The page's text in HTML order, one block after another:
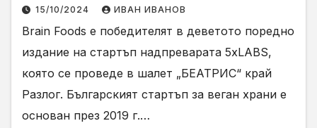
15/10/2024 ИВАН ИВАНОВ
Brain Foods е победителят в деветото поредно
издание на стартъп надпреварата 5xLABS,
която се проведе в шалет „БЕАТРИС“ край
Разлог. Българският стартъп за веган храни е
основан през 2019 г.…